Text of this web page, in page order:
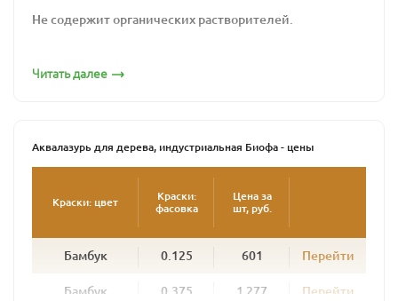
Не содержит органических растворителей.
древесины. Рекомендуется для обработки
погонажных изделий распылительными установками.
грязеотталкивающую поверхность, стойкую к
атмосферным воздействиям.
В зависимости от цвета позволяет получить
Читать далее
Аквалазурь для дерева, индустриальная Биофа - цены
Краски: цвет
Краски:
фасовка
Цена за
шт, руб.
Бамбук 0.125 601 Перейти
Бамбук 0.375 1 277 Перейти